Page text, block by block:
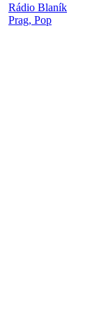
Rádio Blaník
Prag, Pop